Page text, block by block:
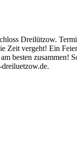
Dreilützow.
Zeit vergeht! Ein
besten